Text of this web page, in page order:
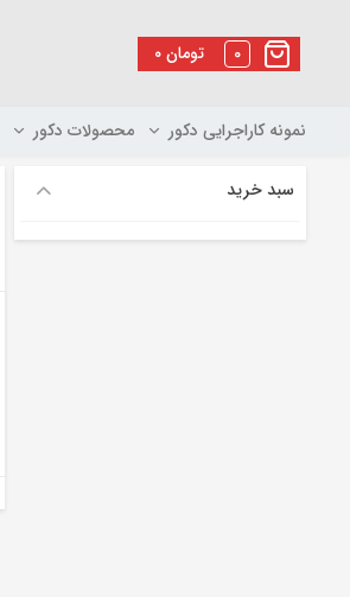
۰تومان 0
نمونه کاراجرایی دکور محصولات دکور
سبد خرید